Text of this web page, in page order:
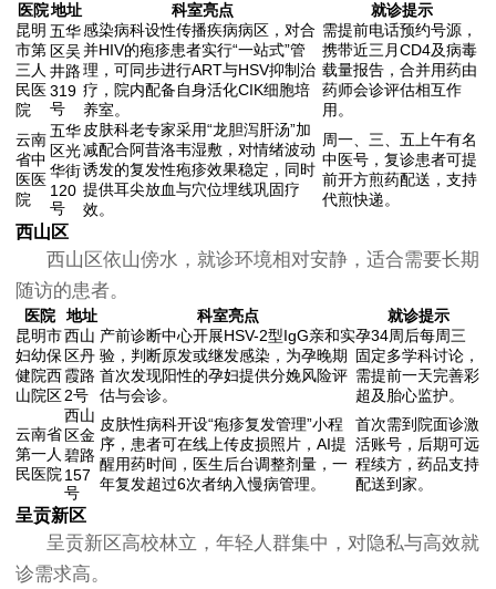
医院地址 科室亮点
就诊提示
昆明
市第
三人
民医
院
五华
区吴
井路
319
号
感染病科设性传播疾病病区，对合
并HIV的疱疹患者实行“一站式”管
理，可同步进行ART与HSV抑制治
疗，院内配备自身活化CIK细胞培
养室。
需提前电话预约号源，
携带近三月CD4及病毒
载量报告，合并用药由
药师会诊评估相互作
用。
云南
省中
医医
院
五华
区光
华街
120
号
皮肤科老专家采用“龙胆泻肝汤”加
减配合阿昔洛韦湿敷，对情绪波动
诱发的复发性疱疹效果稳定，同时
提供耳尖放血与穴位埋线巩固疗
效。
周一、三、五上午有名
中医号，复诊患者可提
前开方煎药配送，支持
代煎快递。
西山区
西山区依山傍水，就诊环境相对安静，适合需要长期
随访的患者。
医院 地址 科室亮点
就诊提示
昆明市
妇幼保
健院西
山院区
西山
区丹
霞路
2号
产前诊断中心开展HSV-2型IgG亲和实
验，判断原发或继发感染，为孕晚期
首次发现阳性的孕妇提供分娩风险评
估与会诊。
孕34周后每周三
固定多学科讨论，
需提前一天完善彩
超及胎心监护。
云南省
第一人
民医院
西山
区金
碧路
157
号
皮肤性病科开设“疱疹复发管理”小程
序，患者可在线上传皮损照片，AI提
醒用药时间，医生后台调整剂量，一
年复发超过6次者纳入慢病管理。
首次需到院面诊激
活账号，后期可远
程续方，药品支持
配送到家。
呈贡新区
呈贡新区高校林立，年轻人群集中，对隐私与高效就
诊需求高。